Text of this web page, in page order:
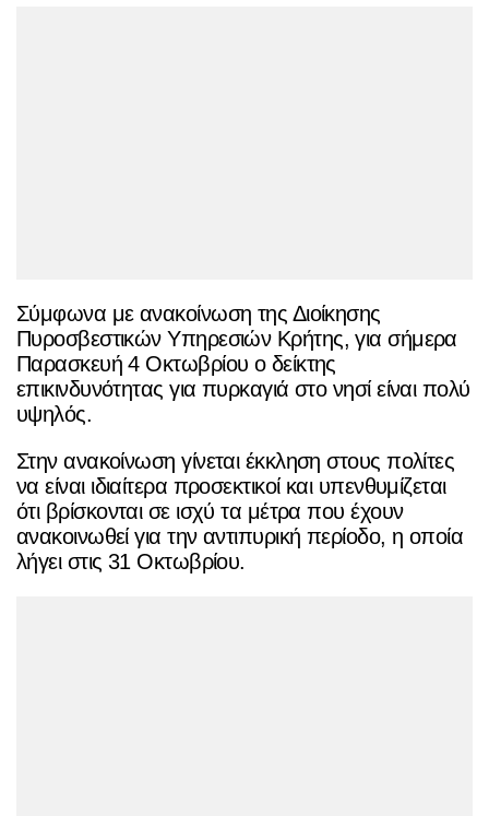
Σύμφωνα με ανακοίνωση της Διοίκησης
Πυροσβεστικών Υπηρεσιών Κρήτης, για σήμερα
Παρασκευή 4 Οκτωβρίου ο δείκτης
επικινδυνότητας για πυρκαγιά στο νησί είναι πολύ
υψηλός.
Στην ανακοίνωση γίνεται έκκληση στους πολίτες
να είναι ιδιαίτερα προσεκτικοί και υπενθυμίζεται
ότι βρίσκονται σε ισχύ τα μέτρα που έχουν
ανακοινωθεί για την αντιπυρική περίοδο, η οποία
λήγει στις 31 Οκτωβρίου.